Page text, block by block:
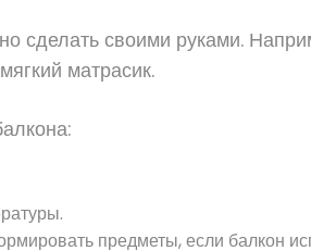
сделать своими руками.
матрасик.
предметы, если балкон